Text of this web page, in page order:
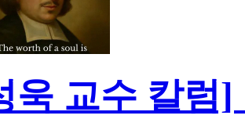
욱 교수 칼럼